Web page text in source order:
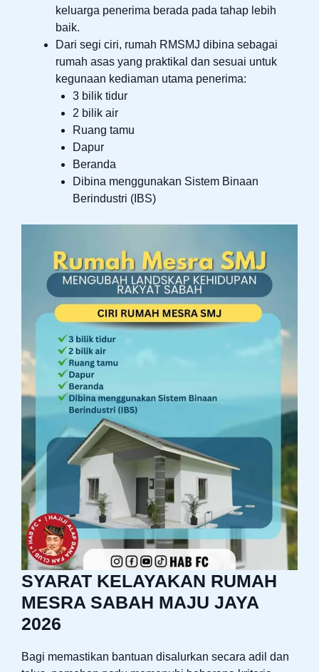
keluarga penerima berada pada tahap lebih
baik.
Dari segi ciri, rumah RMSMJ dibina sebagai
rumah asas yang praktikal dan sesuai untuk
kegunaan kediaman utama penerima:
3 bilik tidur
2 bilik air
Ruang tamu
Dapur
Beranda
Dibina menggunakan Sistem Binaan
Berindustri (IBS)
SYARAT KELAYAKAN RUMAH
MESRA SABAH MAJU JAYA
2026
Bagi memastikan bantuan disalurkan secara adil dan